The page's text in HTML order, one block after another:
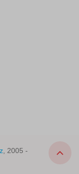
, 2005 -